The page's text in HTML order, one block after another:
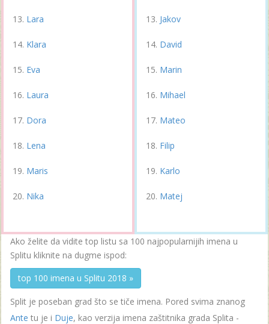
Lara
Klara
Eva
Laura
Dora
Lena
Maris
Nika
Jakov
David
Marin
Mihael
Mateo
Filip
Karlo
Matej
Ako želite da vidite top listu sa 100 najpopularnijih imena u
Splitu kliknite na dugme ispod:
top 100 imena u Splitu 2018 »
Split je poseban grad što se tiče imena. Pored svima znanog
Ante tu je i Duje, kao verzija imena zaštitnika grada Splita -